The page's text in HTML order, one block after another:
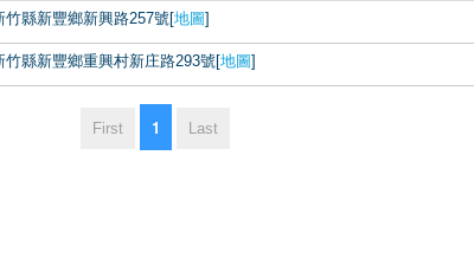
竹縣新豐鄉新興路257號[地圖]
竹縣新豐鄉重興村新庄路293號[地圖]
First 1 Last